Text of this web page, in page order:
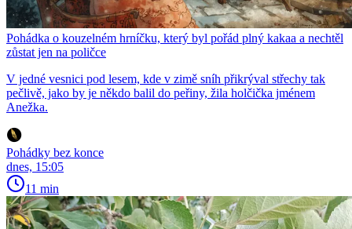
Pohádka o kouzelném hrníčku, který byl pořád plný kakaa a nechtěl
zůstat jen na poličce
V jedné vesnici pod lesem, kde v zimě sníh přikrýval střechy tak
pečlivě, jako by je někdo balil do peřiny, žila holčička jménem
Anežka.
Pohádky bez konce
dnes, 15:05
11 min